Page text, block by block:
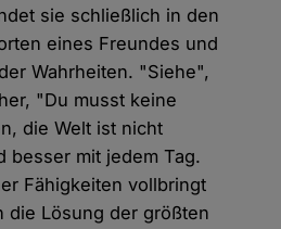
sie schließlich in den
eines Freundes und
Wahrheiten. "Siehe",
"Du musst keine
die Welt ist nicht
besser mit jedem Tag.
Fähigkeiten vollbringt
die Lösung der größten